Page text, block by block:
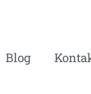
Blog